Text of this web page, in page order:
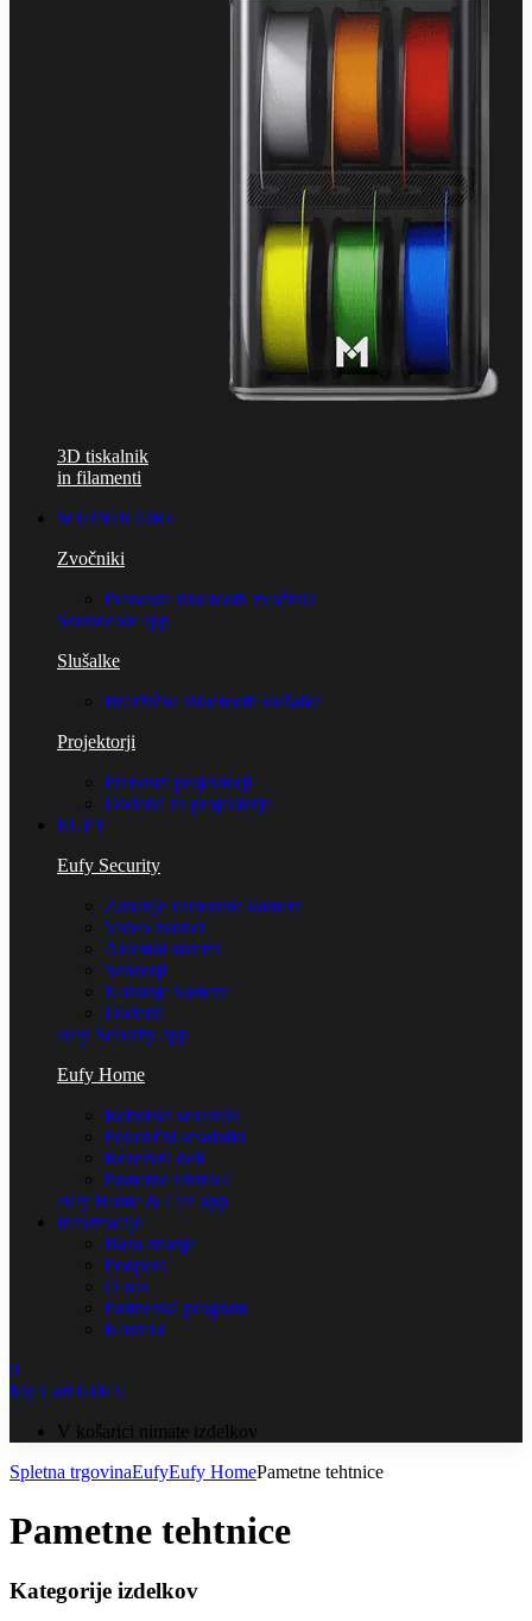
3D tiskalnik
in filamenti
SOUNDCORE
Zvočniki
Prenosni Bluetooth zvočniki
Soundcore app
Slušalke
Brezžične Bluetooth slušalke
Projektorji
Prenosni projektorji
Dodatki za projektorje
EUFY
Eufy Security
Zunanje varnostne kamere
Video zvonci
Alarmni sistemi
Senzorji
Notranje kamere
Dodatki
eufy Security app
Eufy Home
Robotski sesalniki
Pokončni sesalniki
Rezervni deli
Pametne tehtnice
eufy Home & Life app
Informacije
Baza znanja
Podpora
O nas
Partnerski program
Kontakt
0
My Cart0,00 €
V košarici nimate izdelkov
Spletna trgovinaEufyEufy HomePametne tehtnice
Pametne tehtnice
Kategorije izdelkov